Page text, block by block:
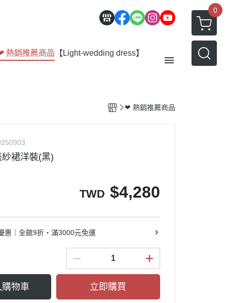
0
熱銷推薦商品 【Light-wedding dress】
❤ 熱銷推薦商品
裙洋裝(黑)
TWD $4,280
惠｜全館9折・滿3000元免運
購物車 立即購買